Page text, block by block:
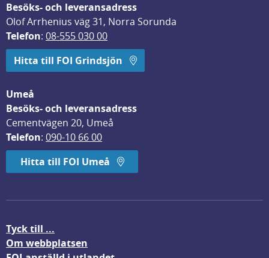
Besöks- och leveransadress
Olof Arrhenius väg 31, Norra Sorunda
Telefon: 08-555 030 00
Hitta till FOI Grindsjön
Umeå
Besöks- och leveransadress
Cementvägen 20, Umeå
Telefon: 090-10 66 00
Hitta till FOI Umeå
Tyck till ...
Om webbplatsen